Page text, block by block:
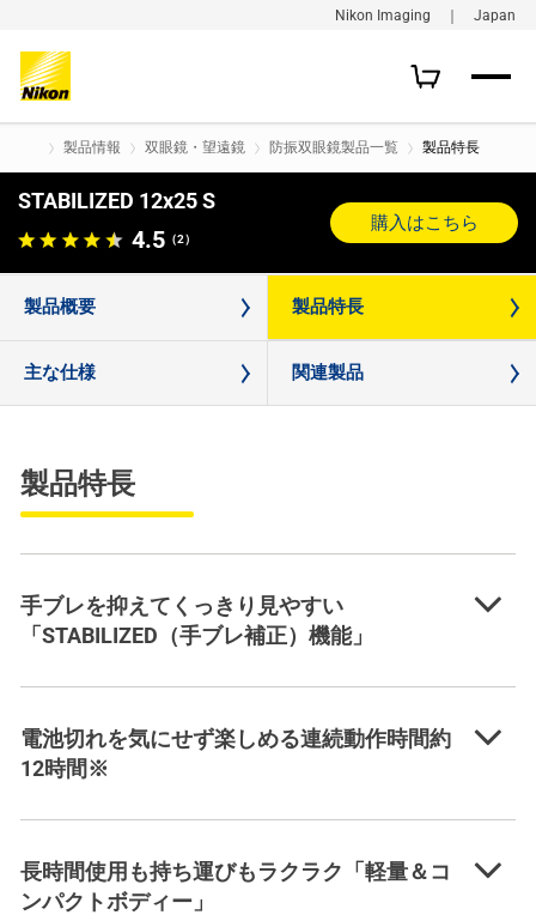
Nikon Imaging ｜ Japan
製品情報 双眼鏡・望遠鏡 防振双眼鏡製品一覧 製品特長
STABILIZED 12x25 S
4.5 （2）
購入はこちら
製品概要 製品特長
主な仕様 関連製品
製品特長
手ブレを抑えてくっきり見やすい
「STABILIZED（手ブレ補正）機能」
電池切れを気にせず楽しめる連続動作時間約
12時間※
長時間使用も持ち運びもラクラク「軽量＆コ
ンパクトボディー」